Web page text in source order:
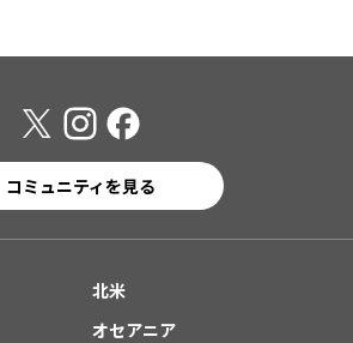
コミュニティを見る
北米
オセアニア